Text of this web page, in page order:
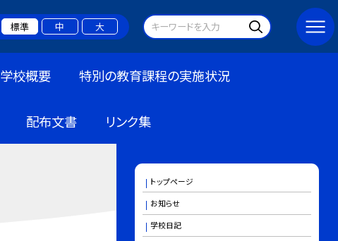
標準 中 大
学校概要 特別の教育課程の実施状況
配布文書 リンク集
トップページ
お知らせ
学校日記